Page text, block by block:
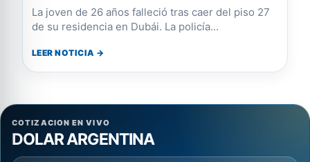
La joven de 26 años falleció tras caer del piso 27
de su residencia en Dubái. La policía...
LEER NOTICIA →
COTIZACION EN VIVO
DOLAR ARGENTINA